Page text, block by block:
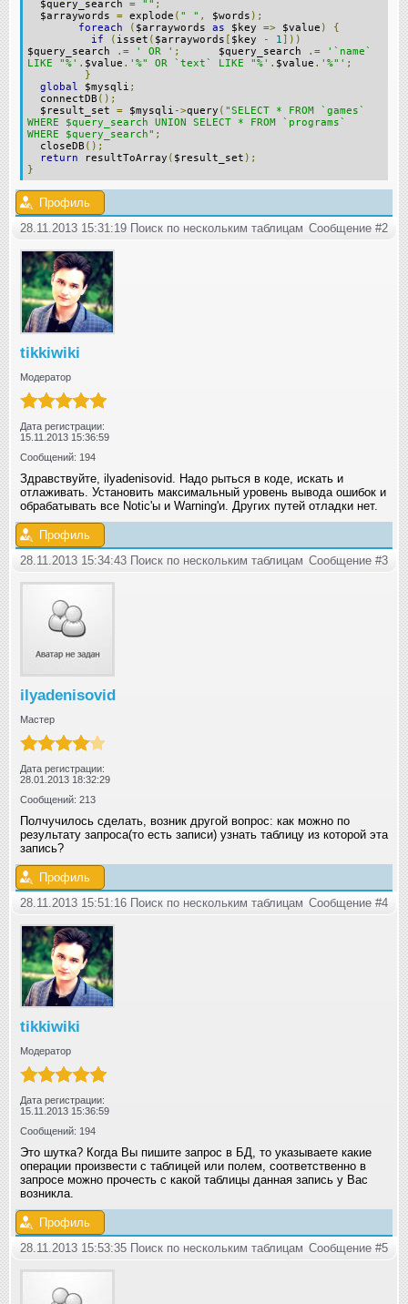
$query_search = "" ;
$arraywords = explode ( " " , $words );
foreach
( $arraywords as $key => $value )
{
if
( isset ( $arraywords $key - 1 ]))
$query_search
.= ' OR ' ; $query_search .=
'`name`
LIKE "%' . $value . '%" OR `text` LIKE "%' . $value . '%"' ;
}
global $mysqli ;
connectDB ();
$result_set = $mysqli ->query ( "SELECT * FROM `games`
WHERE $query_search UNION SELECT * FROM `programs`
WHERE $query_search" ;
closeDB ();
return resultToArray ( $result_set );
}
Профиль
28.11.2013 15:31:19 Поиск по нескольким таблицам Сообщение #2
tikkiwiki
Модератор
Дата регистрации:
15.11.2013 15:36:59
Сообщений: 194
Здравствуйте, ilyadenisovid. Надо рыться в коде, искать и
отлаживать. Установить максимальный уровень вывода ошибок и
обрабатывать все Notic'ы и Warning'и. Других путей отладки нет.
Профиль
28.11.2013 15:34:43 Поиск по нескольким таблицам Сообщение #3
ilyadenisovid
Мастер
Дата регистрации:
28.01.2013 18:32:29
Сообщений: 213
Полчучилось сделать, возник другой вопрос: как можно по
результату запроса(то есть записи) узнать таблицу из которой эта
запись?
Профиль
28.11.2013 15:51:16 Поиск по нескольким таблицам Сообщение #4
tikkiwiki
Модератор
Дата регистрации:
15.11.2013 15:36:59
Сообщений: 194
Это шутка? Когда Вы пишите запрос в БД, то указываете какие
операции произвести с таблицей или полем, соответственно в
запросе можно прочесть с какой таблицы данная запись у Вас
возникла.
Профиль
28.11.2013 15:53:35 Поиск по нескольким таблицам Сообщение #5